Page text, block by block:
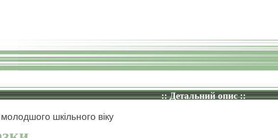
:: Детальний опис ::
шкільного віку